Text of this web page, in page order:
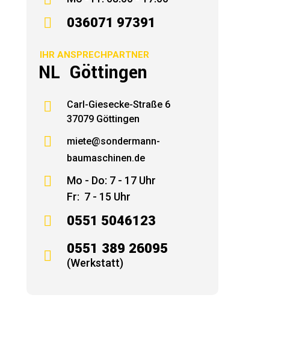
 036071 97391
IHR ANSPRECHPARTNER
NL Göttingen

Carl-Giesecke-Straße 6
37079 Göttingen

miete@sondermann-
baumaschinen.de

Mo - Do: 7 - 17 Uhr
Fr: 7 - 15 Uhr
 0551 5046123
 0551 389 26095
(Werkstatt)